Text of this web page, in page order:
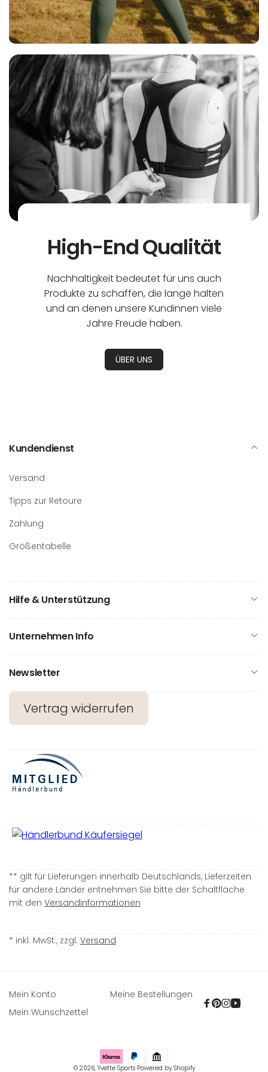
High-End Qualität
Nachhaltigkeit bedeutet für uns auch
Produkte zu schaffen, die lange halten
und an denen unsere Kundinnen viele
Jahre Freude haben.
ÜBER UNS
Kundendienst
Versand
Tipps zur Retoure
Zahlung
Größentabelle
Hilfe & Unterstützung
Unternehmen Info
Newsletter
Vertrag widerrufen
** gilt für Lieferungen innerhalb Deutschlands, Lieferzeiten
für andere Länder entnehmen Sie bitte der Schaltfläche
mit den Versandinformationen
* inkl. MwSt., zzgl. Versand
Mein Konto
Meine Bestellungen
Mein Wunschzettel
Facebook
Pinterest
Zahlungsmethoden
© 2026, Yvette Sports Powered by Shopify